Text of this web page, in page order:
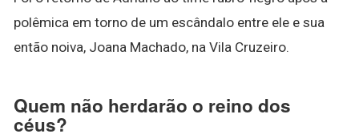
polêmica em torno de um escândalo entre ele e sua
então noiva, Joana Machado, na Vila Cruzeiro.
Quem não herdarão o reino dos
céus?